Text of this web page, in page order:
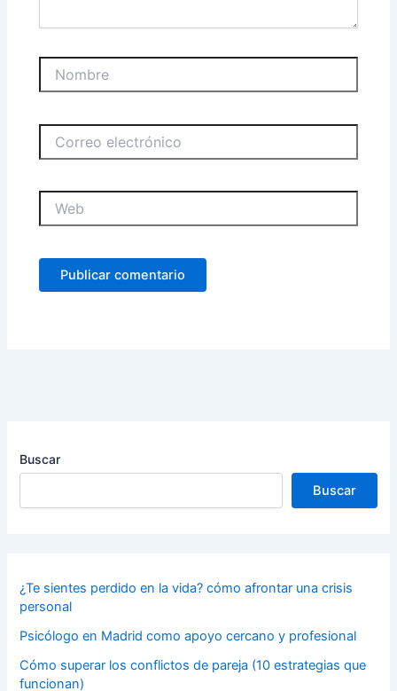
electrónico
Buscar
Buscar
¿Te sientes perdido en la vida? cómo afrontar una crisis
personal
Psicólogo en Madrid como apoyo cercano y profesional
Cómo superar los conflictos de pareja (10 estrategias que
funcionan)